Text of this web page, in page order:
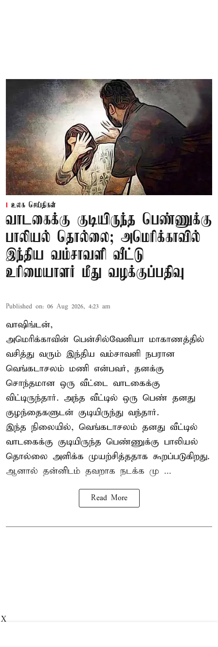
உலக செய்திகள்
வாடகைக்கு குடியிருந்த பெண்ணுக்கு
பாலியல் தொல்லை; அமெரிக்காவில்
இந்திய வம்சாவளி வீட்டு
உரிமையாளர் மீது வழக்குப்பதிவு
Published on: 06 Aug 2026, 4:23 am
வாஷிங்டன்,
அமெரிக்காவின் பென்சில்வேனியா மாகாணத்தில்
வசித்து வரும் இந்திய வம்சாவளி நபரான
வெங்கடாசலம் மணி என்பவர், தனக்கு
சொந்தமான ஒரு வீட்டை வாடகைக்கு
விட்டிருந்தார். அந்த வீட்டில் ஒரு பெண் தனது
குழந்தைகளுடன் குடியிருந்து வந்தார்.
இந்த நிலையில், வெங்கடாசலம் தனது வீட்டில்
வாடகைக்கு குடியிருந்த பெண்ணுக்கு பாலியல்
தொல்லை அளிக்க முயற்சித்ததாக கூறப்படுகிறது.
ஆனால் தன்னிடம் தவறாக நடக்க மு ...
Read More
X